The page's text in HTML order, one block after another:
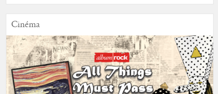
Cinéma